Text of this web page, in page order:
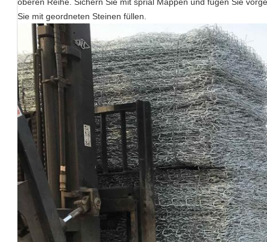
Sie mit geordneten Steinen füllen.